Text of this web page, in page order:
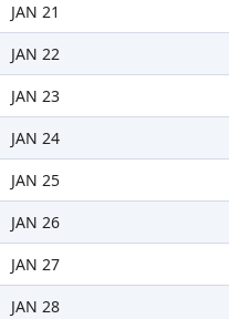
JAN 21
JAN 22
JAN 23
JAN 24
JAN 25
JAN 26
JAN 27
JAN 28